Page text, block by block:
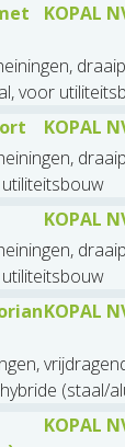
KOPAL
voor
KOPAL
KOPAL
KOPAL
(staal/
KOPAL